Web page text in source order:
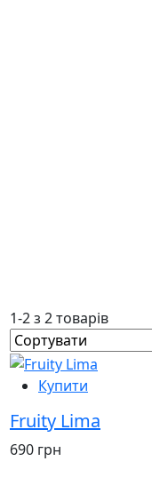
1-2 з 2 товарів
Купити
Fruity Lima
690 грн